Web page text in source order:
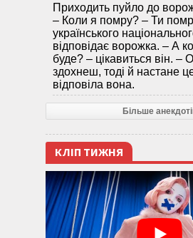
Приходить пуйло до
– Коли я помру? – Ти
українського
відповідає ворожка. – А
буде? – цікавиться він. –
здохнеш, тоді й настане
відповіла вона.
Більше
КЛІП ТИЖНЯ